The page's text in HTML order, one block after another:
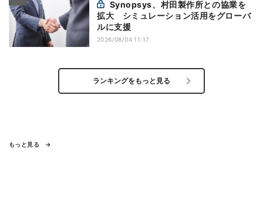
拡大 シミュレーション活用をグローバ
ルに支援
2026/08/04 11:17
ランキングをもっと見る
もっと見る